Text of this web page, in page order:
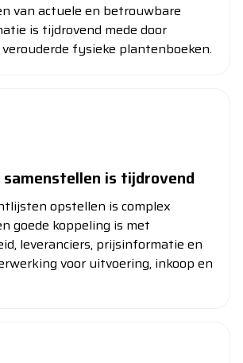
van actuele en betrouwbare
is tijdrovend mede door
fysieke plantenboeken.
is tijdrovend
opstellen is complex
goede koppeling is met
leveranciers, prijsinformatie en
voor uitvoering, inkoop en